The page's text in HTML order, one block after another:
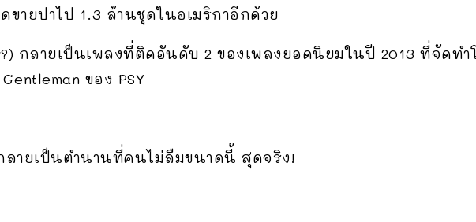
ขายปาไป 1.3 ล้านชุดในอเมริกาอีกด้วย
กลายเป็นเพลงที่ติดอันดับ 2 ของเพลงยอดนิยมในปี 2013 ที่จัดทำ
ของ PSY
กลายเป็นตำนานที่คนไม่ลืมขนาดนี้ สุดจริง!